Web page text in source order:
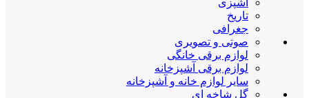
آشپزی
تاریخ
جغرافی
صوتی و تصویری
لوازم برقی خانگی
لوازم برقی آشپزخانه
سایر لوازم خانه و آشپزخانه
گل شاخه ای